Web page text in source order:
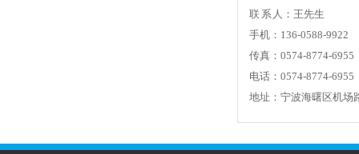
联 系 人：王先生
手机：136-0588-9922
传真：0574-8774-6955
电话：0574-8774-6955
地址：宁波海曙区机场